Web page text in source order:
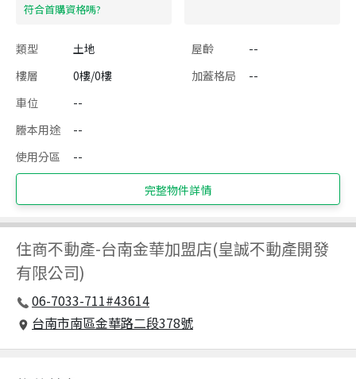
​符合首購資格嗎?
類型 土地 屋齡
--
樓層
0樓/0樓 加蓋格局
--
車位
--
謄本用途
--
使用分區
--
完整物件詳情
住商不動產-台南金華加盟店(皇誠不動產開發
有限公司)
06-7033-711#43614
台南市南區金華路二段378號